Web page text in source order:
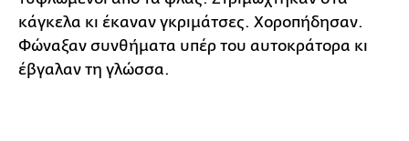
κάγκελα κι έκαναν γκριμάτσες. Χοροπήδησαν.
Φώναξαν συνθήματα υπέρ του αυτοκράτορα κι
έβγαλαν τη γλώσσα.